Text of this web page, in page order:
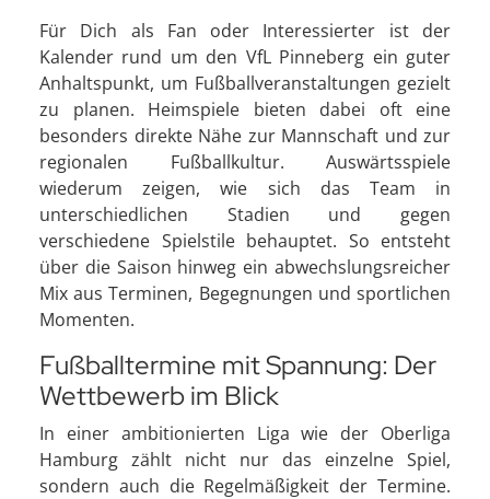
Für Dich als Fan oder Interessierter ist der
Kalender rund um den VfL Pinneberg ein guter
Anhaltspunkt, um Fußballveranstaltungen gezielt
zu planen. Heimspiele bieten dabei oft eine
besonders direkte Nähe zur Mannschaft und zur
regionalen Fußballkultur. Auswärtsspiele
wiederum zeigen, wie sich das Team in
unterschiedlichen Stadien und gegen
verschiedene Spielstile behauptet. So entsteht
über die Saison hinweg ein abwechslungsreicher
Mix aus Terminen, Begegnungen und sportlichen
Momenten.
Fußballtermine mit Spannung: Der
Wettbewerb im Blick
In einer ambitionierten Liga wie der Oberliga
Hamburg zählt nicht nur das einzelne Spiel,
sondern auch die Regelmäßigkeit der Termine.